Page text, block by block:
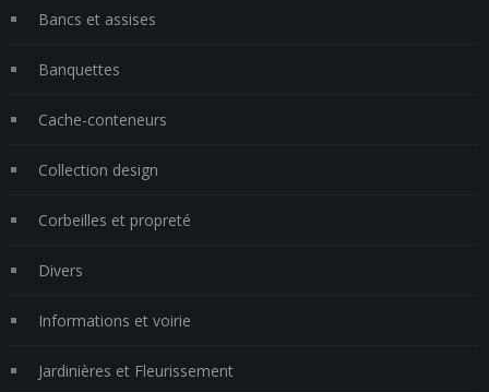
Bancs et assises
Banquettes
Cache-conteneurs
Collection design
Corbeilles et propreté
Divers
Informations et voirie
Jardinières et Fleurissement